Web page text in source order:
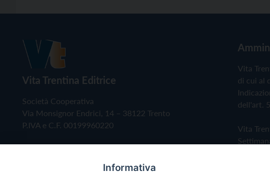
Vita Trentina Editrice
Società Cooperativa
Via Monsignor Endrici, 14 – 38122 Trento
P.IVA e C.F. 00199960220
Vita
di cui al
dell'art.
Vita
Informativa